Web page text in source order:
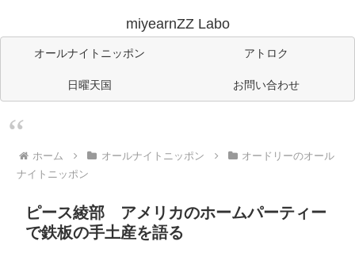
miyearnZZ Labo
オールナイトニッポン アトロク
日曜天国 お問い合わせ
ホーム オールナイトニッポン
オードリーのオール
ナイトニッポン
ピース綾部 アメリカのホームパーティー
で鉄板の手土産を語る